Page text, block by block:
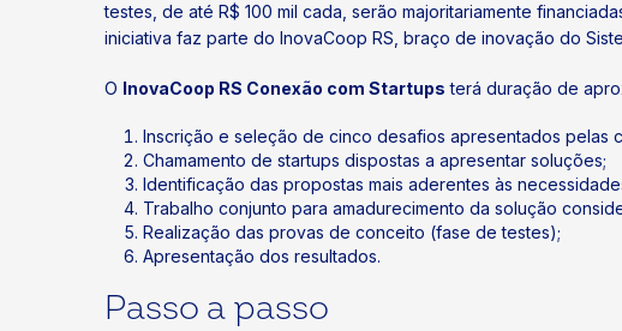
testes, de até R$ 100 mil cada, serão majoritariamente
iniciativa faz parte do InovaCoop RS, braço de inovação do
O InovaCoop RS Conexão com Startups terá duração de
Inscrição e seleção de cinco desafios apresentados pelas
Chamamento de startups dispostas a apresentar soluções;
Identificação das propostas mais aderentes às
Trabalho conjunto para amadurecimento da solução
Realização das provas de conceito (fase de testes);
Apresentação dos resultados.
Passo a passo